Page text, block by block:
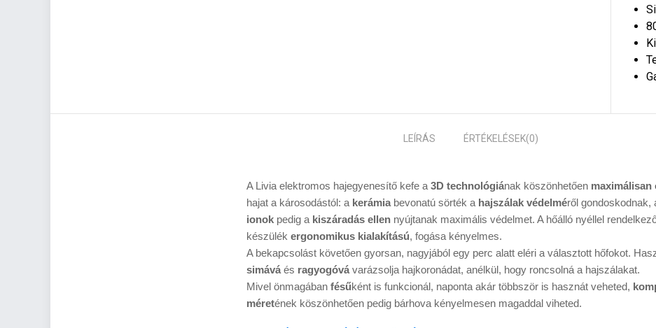
LEÍRÁS ÉRTÉKELÉSEK(0)
A Livia elektromos hajegyenesítő kefe a 3D technológiának köszönhetően maximálisan
hajat a károsodástól: a kerámia bevonatú sörték a hajszálak védelméről gondoskodnak,
ionok pedig a kiszáradás ellen nyújtanak maximális védelmet. A hőálló nyéllel
készülék ergonomikus kialakítású, fogása kényelmes.
A bekapcsolást követően gyorsan, nagyjából egy perc alatt eléri a választott hőfokot.
simává és ragyogóvá varázsolja hajkoronádat, anélkül, hogy roncsolná a hajszálakat.
Mivel önmagában fésűként is funkcionál, naponta akár többször is hasznát veheted,
méretének köszönhetően pedig bárhova kényelmesen magaddal viheted.